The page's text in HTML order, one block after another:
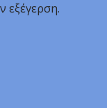
εξέγερση.